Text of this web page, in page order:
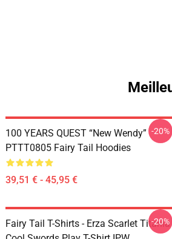
100 YEARS QUEST “New Wendy”
PTTT0805 Fairy Tail Hoodies
39,51 € - 45,95 €
-20%
Fairy Tail T-Shirts - Erza Scarlet Titania
-20%